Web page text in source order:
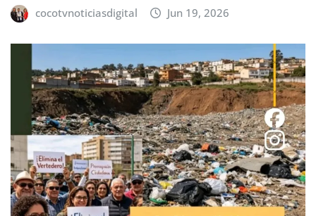
cocotvnoticiasdigital Jun 19, 2026